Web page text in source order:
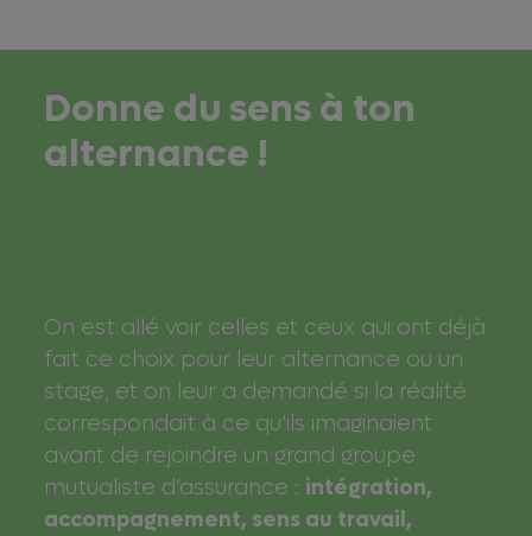
Donne du sens à ton
alternance !
On est allé voir celles et ceux qui ont déjà
fait ce choix pour leur alternance ou un
stage, et on leur a demandé si la réalité
correspondait à ce qu’ils imaginaient
avant de rejoindre un grand groupe
mutualiste d’assurance : intégration,
accompagnement, sens au travail,